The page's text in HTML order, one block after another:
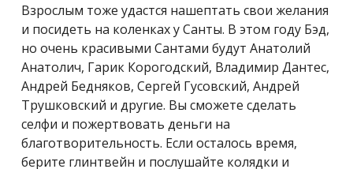
Взрослым тоже удастся нашептать свои желания
и посидеть на коленках у Санты. В этом году Бэд,
но очень красивыми Сантами будут Анатолий
Анатолич, Гарик Корогодский, Владимир Дантес,
Андрей Бедняков, Сергей Гусовский, Андрей
Трушковский и другие. Вы сможете сделать
селфи и пожертвовать деньги на
благотворительность. Если осталось время,
берите глинтвейн и послушайте колядки и